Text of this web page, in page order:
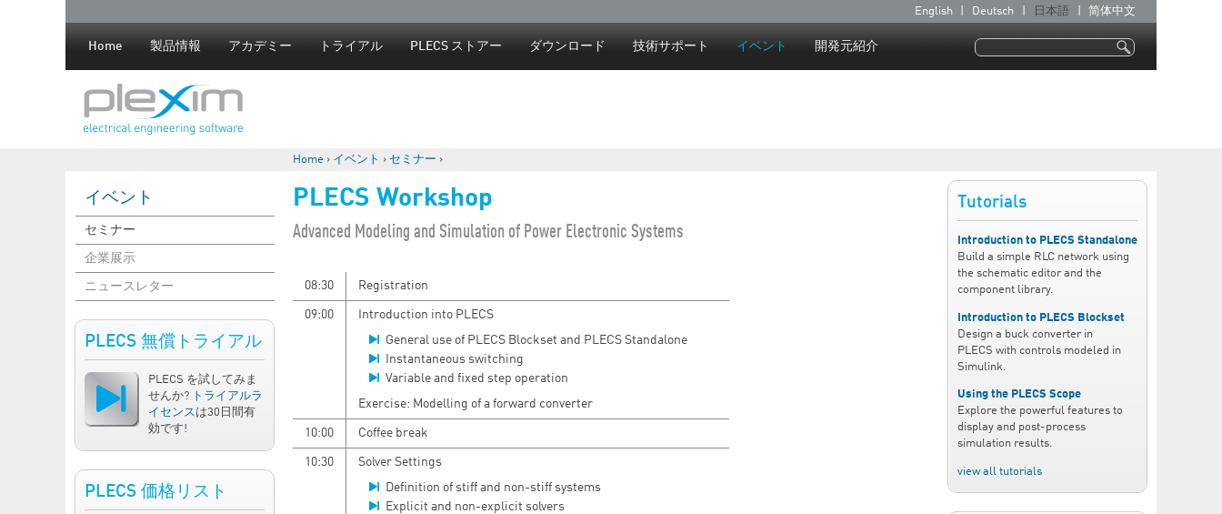
言
English Deutsch 日本語 简体中文
Home 製品情報 アカデミー トライアル PLECS ストアー ダウンロード 技術サポート イベント 開発元紹介
検索フォーム
検索
現在地
Home › イベント › セミナー ›
イベント
セミナー
企業展示
ニュースレター
PLECS Workshop
​Advanced Modeling and Simulation of Power Electronic Systems
08:30 Registration
09:00
Introduction into PLECS
General use of PLECS Blockset and PLECS Standalone
Instantaneous switching
Variable and fixed step operation
Exercise: Modelling of a forward converter
10:00 Coffee break
10:30
Solver Settings
Definition of stiff and non-stiff systems
Explicit and non-explicit solvers
PLECS 無償トライアル
PLECS を試してみま
せんか?
トライアルラ
イセンスは30日間有
効です!
PLECS 価格リスト
Tutorials
Introduction to PLECS Standalone
Build a simple RLC network using
the schematic editor and the
component library.
Introduction to PLECS Blockset
Design a buck converter in
PLECS with controls modeled in
Simulink.
Using the PLECS Scope
Explore the powerful features to
display and post-process
simulation results.
view all tutorials